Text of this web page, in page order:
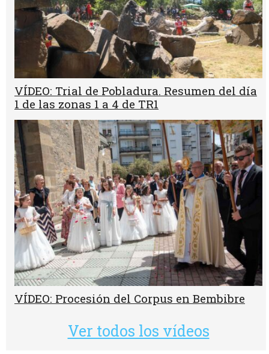
VÍDEO: Trial de Pobladura. Resumen del día
1 de las zonas 1 a 4 de TR1
VÍDEO: Procesión del Corpus en Bembibre
Ver todos los vídeos